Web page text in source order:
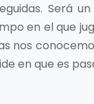
Será
en el que
nos
en que es